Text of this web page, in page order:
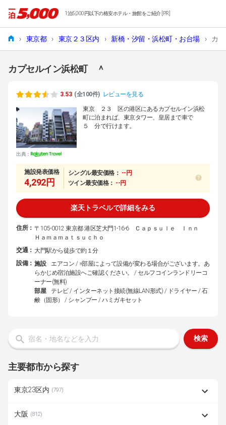
1泊5,000円以下の格安ホテル・旅館をご紹介 [PR]
› 東京都 › 東京２３区内 › 新橋・汐留・浜松町・お台場 › カ
カプセルイン浜松町 ＾
3.53 (全100件) レビューを見る
出典：
東京 ２３ 区の港区にあるカプセルイン浜松
町に泊まれば、東京タワー、皇居まで車で
５ 分で行けます。
施設発表価格
4,292円
シングル最安価格： --円
ツイン最安価格： --円
楽天トラベルで詳細をみる
住所： 〒105-0012 東京都 港区芝大門1-16-6 Ｃａｐｓｕｌｅ Ｉｎｎ
Ｈａｍａｍａｔｓｕｃｈｏ
交通： 大門駅から徒歩で約１分
設備： 施設
エアコン / ※部屋によって設備が変わる場合がございます。あ
らかじめ宿泊施設へご確認ください。 / セルフコインランドリーコ
ーナー(無料)
部屋
テレビ / インターネット接続(無線LAN形式) / ドライヤー / 石
鹸（固形） / シャンプー / ハミガキセット
検索
主要都市から探す
東京23区内 (797)
大阪 (812)